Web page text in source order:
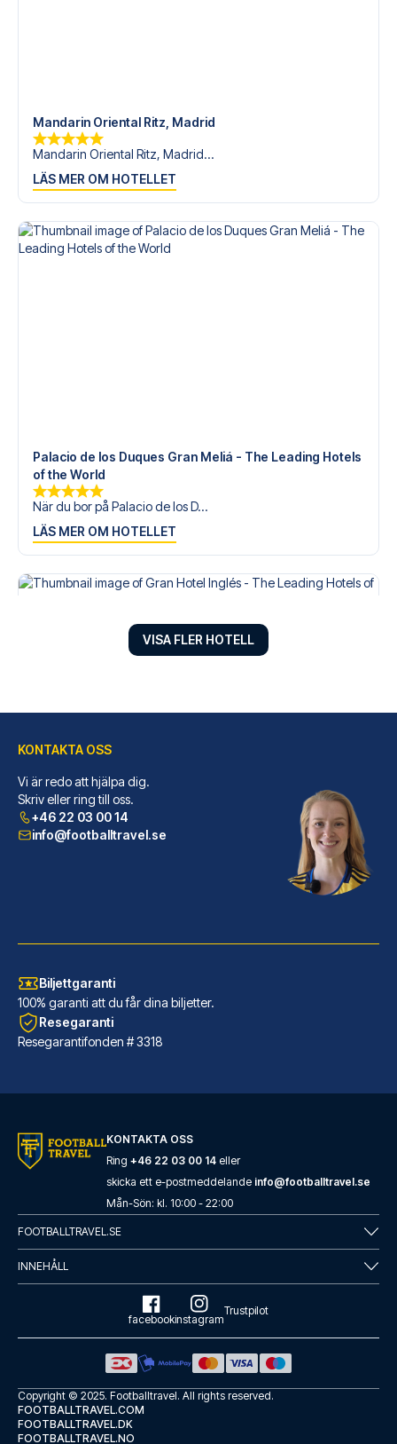
Mandarin Oriental Ritz, Madrid
Mandarin Oriental Ritz, Madrid...
LÄS MER OM HOTELLET
Palacio de los Duques Gran Meliá - The Leading Hotels
of the World
När du bor på Palacio de los D...
LÄS MER OM HOTELLET
Gran Hotel Inglés - The Leading Hotels of the World
Gran Hotel Inglés - The Leadin...
Tótem Madrid Hotel
Tótem Madrid Hotel ligger cent...
LÄS MER OM HOTELLET
VISA FLER HOTELL
KONTAKTA OSS
Vi är redo att hjälpa dig.
Skriv eller ring till oss.
+46 22 03 00 14
info@footballtravel.se
Biljettgaranti
100% garanti att du får dina biljetter.
Resegaranti
Resegarantifonden # 3318
KONTAKTA OSS
Ring +46 22 03 00 14 eller
skicka ett e-postmeddelande info@footballtravel.se
Mån-Sön: kl. 10:00 - 22:00
FOOTBALLTRAVEL.SE
INNEHÅLL
facebookinstagram
Trustpilot
Copyright © 2025. Footballtravel. All rights reserved.
FOOTBALLTRAVEL.COM
FOOTBALLTRAVEL.DK
FOOTBALLTRAVEL.NO